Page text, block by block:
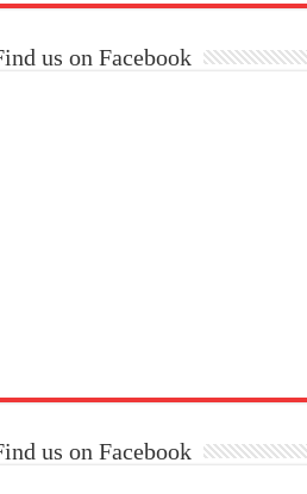
us on Facebook
us on Facebook